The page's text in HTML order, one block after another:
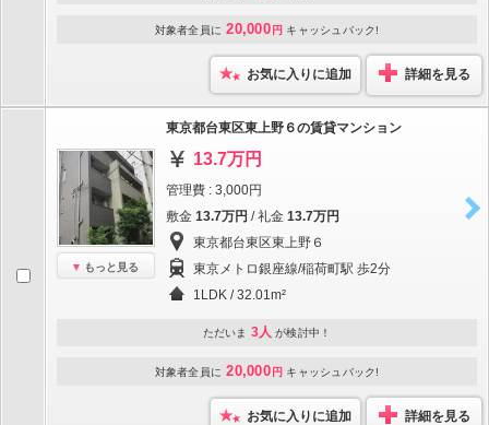
対象者全員に 20,000 円 キャッシュバック!
お気に入りに追加 詳細を見る
もっと見る
東京都台東区東上野６の賃貸マンション
13.7万円
管理費 : 3,000円
敷金 13.7万円 / 礼金 13.7万円
東京都台東区東上野６
東京メトロ銀座線/稲荷町駅 歩2分
1LDK / 32.01m²
ただいま 3人 が検討中！
対象者全員に 20,000 円 キャッシュバック!
お気に入りに追加 詳細を見る